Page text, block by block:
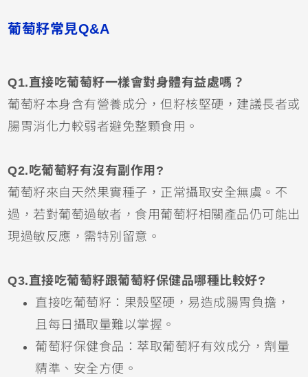
葡萄籽常見Q&A
Q1.直接吃葡萄籽一樣會對身體有益處嗎？
葡萄籽本身含有營養成分，但籽核堅硬，建議長者或
腸胃消化力較弱者避免整顆食用。
Q2.吃葡萄籽有沒有副作用?
葡萄籽來自天然果實種子，正常攝取安全無虞。不
過，若對葡萄過敏者，食用葡萄籽相關產品仍可能出
現過敏反應，需特別留意。
Q3.直接吃葡萄籽跟葡萄籽保健品哪種比較好?
直接吃葡萄籽：果殼堅硬，易造成腸胃負擔，
且每日攝取量難以掌握。
葡萄籽保健食品：萃取葡萄籽有效成分，劑量
精準、安全方便。